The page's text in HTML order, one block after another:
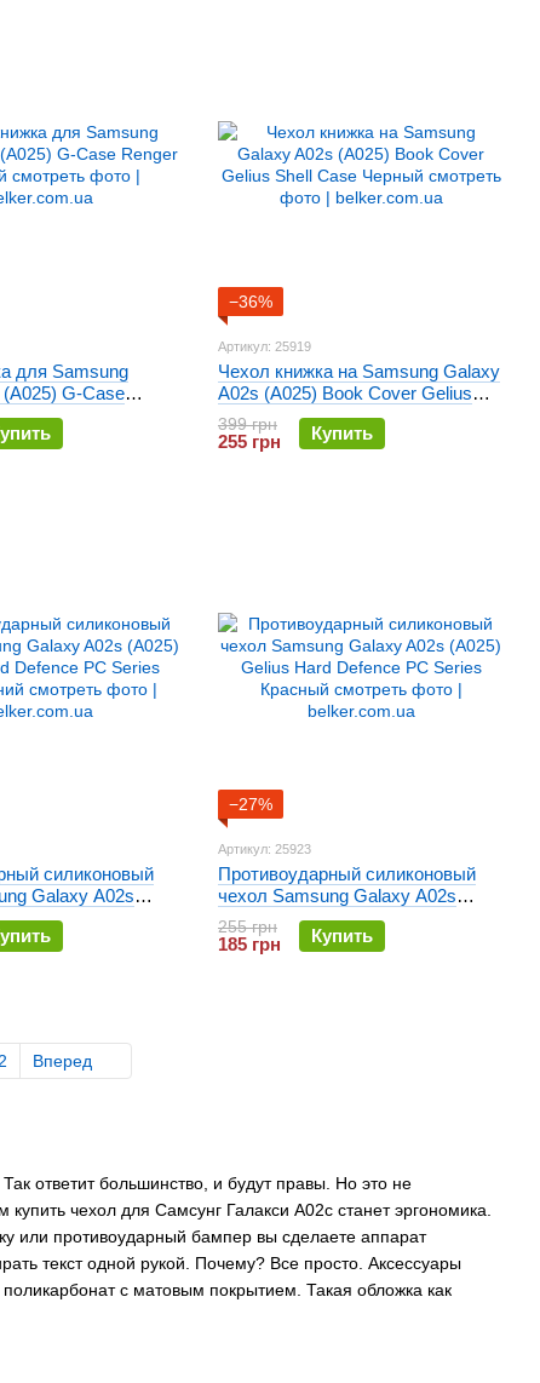
ответит большинство, и будут правы. Но это не
чехол для Самсунг Галакси А02с станет эргономика.
или противоударный бампер вы сделаете аппарат
текст одной рукой. Почему? Все просто. Аксессуары
с матовым покрытием. Такая обложка как
для Samsung
G-Case
−36%
Артикул: 25919
Чехол книжка на Samsung Galaxy
A02s (A025) Book Cover Gelius
Shell Case Черный
399 грн
255 грн Купить
силиконовый
Galaxy A02s
Hard Defence PC
−27%
Артикул: 25923
Противоударный силиконовый
чехол Samsung Galaxy A02s
(A025) Gelius Hard Defence PC
Series Красный
255 грн
185 грн Купить
Вперед